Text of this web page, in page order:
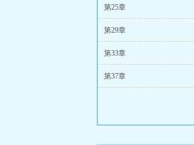
第25章
第29章
第33章
第37章